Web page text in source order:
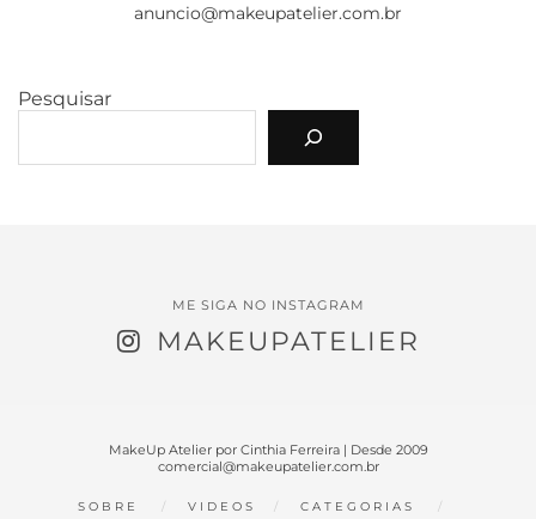
anuncio@makeupatelier.com.br
Pesquisar
ME SIGA NO INSTAGRAM
MAKEUPATELIER
MakeUp Atelier por Cinthia Ferreira | Desde 2009
comercial@makeupatelier.com.br
SOBRE VIDEOS CATEGORIAS